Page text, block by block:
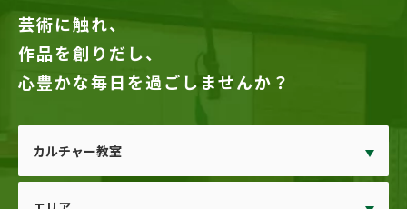
芸術に触れ、
作品を創りだし、
心豊かな毎日を過ごしませんか？